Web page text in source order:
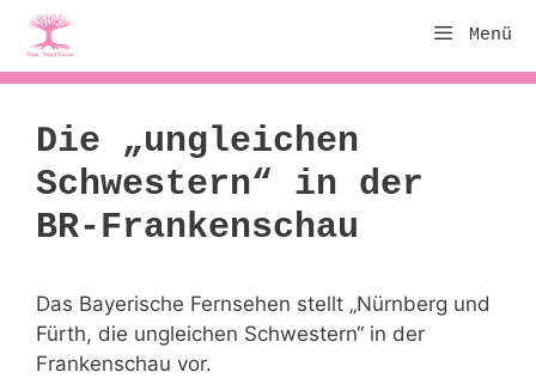
Zum
Inhalt
springen
Menü
Die „ungleichen
Schwestern“ in der
BR-Frankenschau
Das Bayerische Fernsehen stellt „Nürnberg und
Fürth, die ungleichen Schwestern“ in der
Frankenschau vor.